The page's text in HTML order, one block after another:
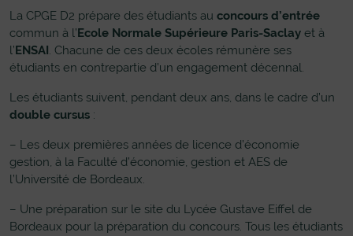
La CPGE D2 prépare des étudiants au concours d’entrée
commun à l’Ecole Normale Supérieure Paris-Saclay et à
l’ENSAI . Chacune de ces deux écoles rémunère ses
étudiants en contrepartie d’un engagement décennal.
Les étudiants suivent, pendant deux ans, dans le cadre d’un
double cursus :
– Les deux premières années de licence d’économie
gestion, à la Faculté d’économie, gestion et AES de
l’Université de Bordeaux.
– Une préparation sur le site du Lycée Gustave Eiffel de
Bordeaux pour la préparation du concours. Tous les étudiants